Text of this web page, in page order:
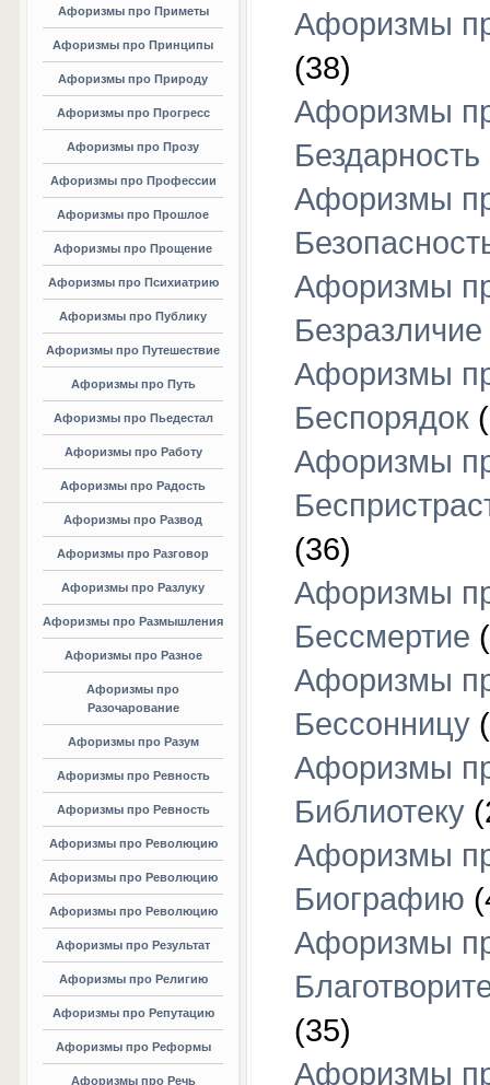
Афоризмы про Приметы
Афоризмы про Принципы
Афоризмы про Природу
Афоризмы про Прогресс
Афоризмы про Прозу
Афоризмы про Профессии
Афоризмы про Прошлое
Афоризмы про Прощение
Афоризмы про Психиатрию
Афоризмы про Публику
Афоризмы про Путешествие
Афоризмы про Путь
Афоризмы про Пьедестал
Афоризмы про Работу
Афоризмы про Радость
Афоризмы про Развод
Афоризмы про Разговор
Афоризмы про Разлуку
Афоризмы про Размышления
Афоризмы про Разное
Афоризмы про
Разочарование
Афоризмы про Разум
Афоризмы про Ревность
Афоризмы про Ревность
Афоризмы про Революцию
Афоризмы про Революцию
Афоризмы про Революцию
Афоризмы про Результат
Афоризмы про Религию
Афоризмы про Репутацию
Афоризмы про Реформы
Афоризмы про Речь
Афоризмы
(38)
Афоризмы
Бездарность
Афоризмы
Афоризмы
Безразличие
Афоризмы
Беспорядок
Афоризмы
(36)
Афоризмы
Бессмертие
Афоризмы
Бессонницу
Афоризмы
Библиотеку
Афоризмы
Биографию
Афоризмы
(35)
Афоризмы